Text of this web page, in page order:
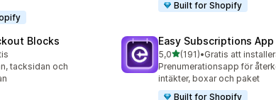
Built for Shopify
Blocks
tacksidan och
Easy Subscriptions App
5,0av 5 stjärnor
(191)
191 recensioner totalt
•Gratis att
Prenumerationsapp för
intäkter, boxar och paket
Built for Shopify